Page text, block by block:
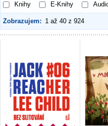
Knihy
E-Knihy
Zobrazujem: 1 až 40 z 924